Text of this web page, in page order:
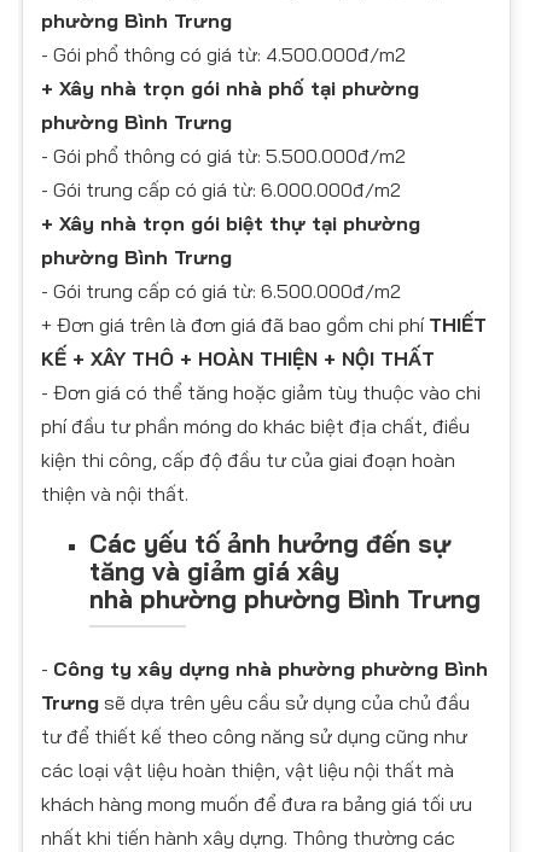
phường Bình Trưng
​- Gói phổ thông có giá từ: 4.500.000đ/m2
+ Xây nhà trọn gói nhà phố tại phường
phường Bình Trưng
​- Gói phổ thông có giá từ: 5.500.000đ/m2
- Gói trung cấp có giá từ: 6.000.000đ/m2
+ Xây nhà trọn gói biệt thự tại phường
phường Bình Trưng
- Gói trung cấp có giá từ: 6.500.000đ/m2
+ Đơn giá trên là đơn giá đã bao gồm chi phí THIẾT
KẾ + XÂY THÔ + HOÀN THIỆN + NỘI THẤT
- Đơn giá có thể tăng hoặc giảm tùy thuộc vào chi
phí đầu tư phần móng do khác biệt địa chất, điều
kiện thi công, cấp độ đầu tư của giai đoạn hoàn
thiện và nội thất.
Các yếu tố ảnh hưởng đến sự
tăng và giảm giá xây
nhà phường phường Bình Trưng
- Công ty xây dựng nhà phường phường Bình
Trưng sẽ dựa trên yêu cầu sử dụng của chủ đầu
tư để thiết kế theo công năng sử dụng cũng như
các loại vật liệu hoàn thiện, vật liệu nội thất mà
khách hàng mong muốn để đưa ra bảng giá tối ưu
nhất khi tiến hành xây dựng. Thông thường các